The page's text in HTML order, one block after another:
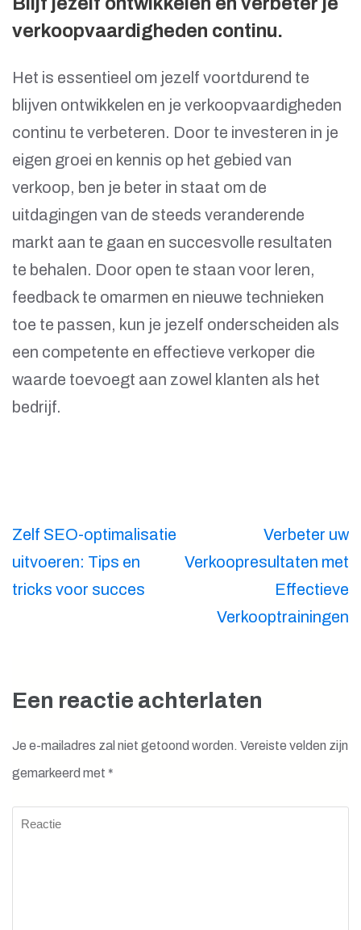
verkoopvaardigheden continu.
Het is essentieel om jezelf voortdurend te
blijven ontwikkelen en je verkoopvaardigheden
continu te verbeteren. Door te investeren in je
eigen groei en kennis op het gebied van
verkoop, ben je beter in staat om de
uitdagingen van de steeds veranderende
markt aan te gaan en succesvolle resultaten
te behalen. Door open te staan voor leren,
feedback te omarmen en nieuwe technieken
toe te passen, kun je jezelf onderscheiden als
een competente en effectieve verkoper die
waarde toevoegt aan zowel klanten als het
bedrijf.
Berichtnavigatie
Zelf SEO-optimalisatie
uitvoeren: Tips en
tricks voor succes
Verbeter uw
Verkoopresultaten met
Effectieve
Verkooptrainingen
Een reactie achterlaten
Je e-mailadres zal niet getoond worden. Vereiste velden zijn
gemarkeerd met *
Reactie